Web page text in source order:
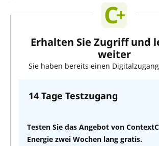
Erhalten Sie Zugriff und
weiter
Sie haben bereits einen
14 Tage Testzugang
Testen Sie das Angebot von
Energie zwei Wochen lang gratis.